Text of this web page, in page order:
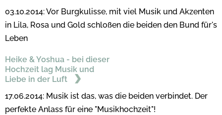
03.10.2014: Vor Burgkulisse, mit viel Musik und Akzenten
in Lila, Rosa und Gold schloßen die beiden den Bund für's
Leben
Heike & Yoshua - bei dieser
Hochzeit lag Musik und
Liebe in der Luft
17.06.2014: Musik ist das, was die beiden verbindet. Der
perfekte Anlass für eine "Musikhochzeit"!